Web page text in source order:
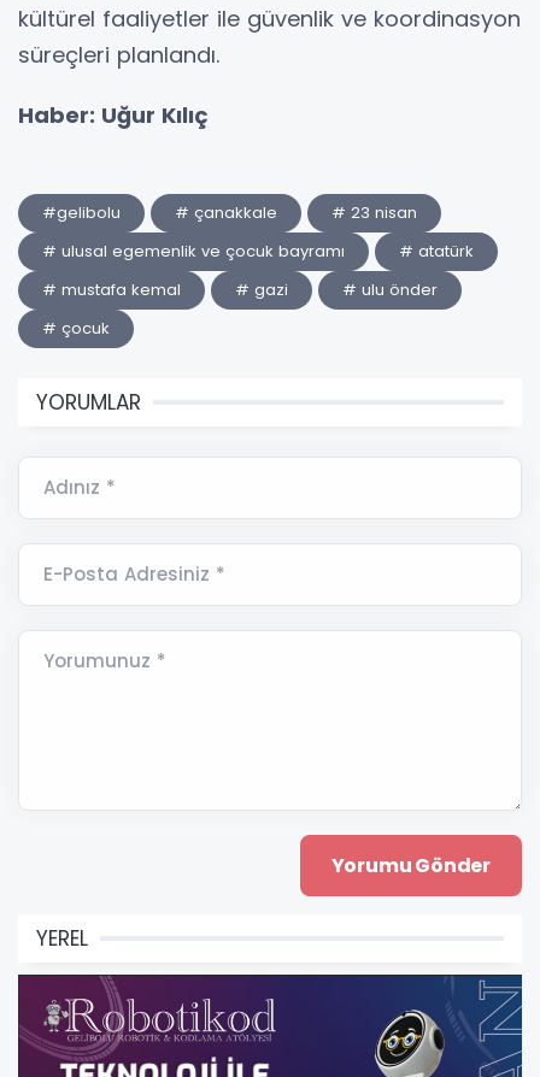
kültürel faaliyetler ile güvenlik ve koordinasyon
süreçleri planlandı.
Haber: Uğur Kılıç
#gelibolu # çanakkale
# 23 nisan
# ulusal egemenlik ve çocuk bayramı
# atatürk
# mustafa kemal
# gazi
# ulu önder
# çocuk
YORUMLAR
Adınız *
E-Posta Adresiniz *
Yorumunuz *
YEREL